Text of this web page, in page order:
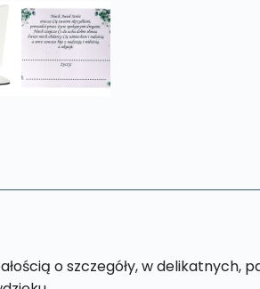
o szczegóły, w